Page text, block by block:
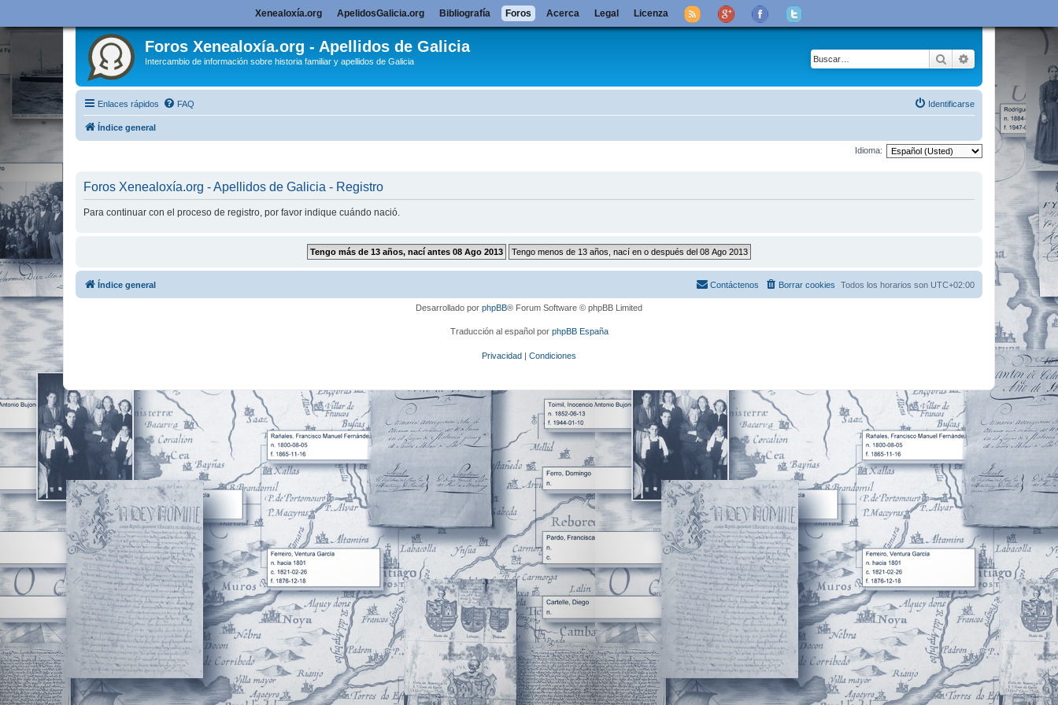
Foros Xenealoxía.org - Apellidos de Galicia
Intercambio de información sobre historia familiar y apellidos de Galicia Buscar Búsqueda
Enlaces rápidos FAQ Identificarse
Índice general
Idioma:
Foros Xenealoxía.org - Apellidos de Galicia - Registro
Para continuar con el proceso de registro, por favor indique cuándo nació.
Xenealoxía.org ApelidosGalicia.org Bibliografía Foros Acerca Legal Licenza
Índice general Todos los horarios son UTC+02:00
Borrar cookies
Contáctenos
Desarrollado por phpBB® Forum Software © phpBB Limited
Traducción al español por phpBB España
Privacidad | Condiciones